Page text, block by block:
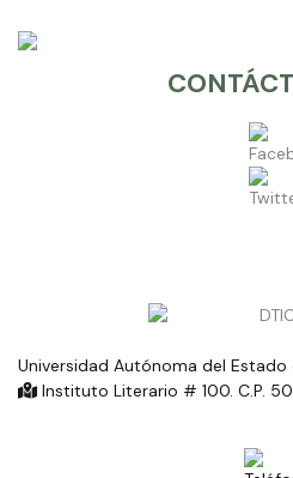
Universidad Autónoma del Estado
Instituto Literario # 100. C.P.